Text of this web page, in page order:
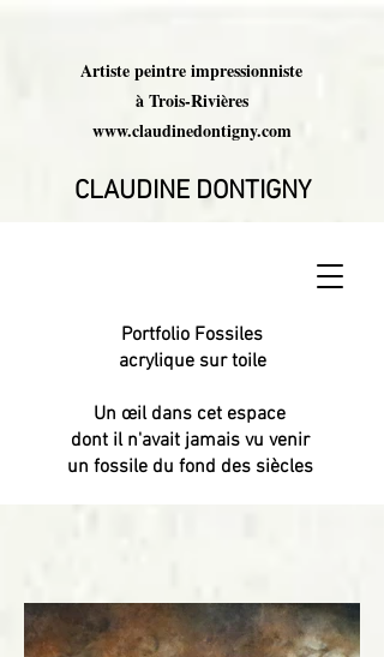
Artiste peintre impressionniste
à Trois-Rivières
www.claudinedontigny.com
CLAUDINE DONTIGNY
Portfolio Fossiles
acrylique sur toile
Un œil dans cet espace
dont il n'avait jamais vu venir
un fossile du fond des siècles